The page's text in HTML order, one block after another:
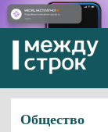
Общество